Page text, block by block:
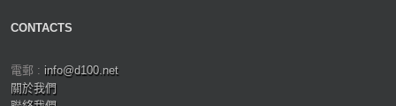
CONTACTS
電郵 : info@d100.net
關於我們